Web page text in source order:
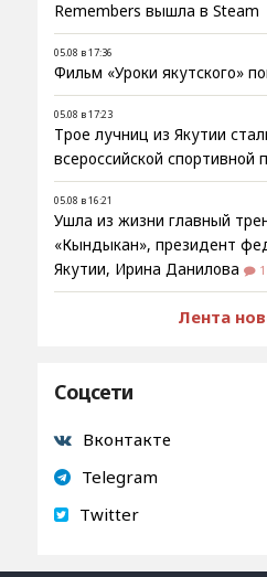
Remembers вышла в Steam
05.08 в 17:36
Фильм «Уроки якутского»
05.08 в 17:23
Трое лучниц из Якутии
всероссийской спортивной
05.08 в 16:21
Ушла из жизни главный
«Кындыкан», президент
Якутии, Ирина Данилова
1
Лента
Соцсети
Вконтакте
Telegram
Twitter